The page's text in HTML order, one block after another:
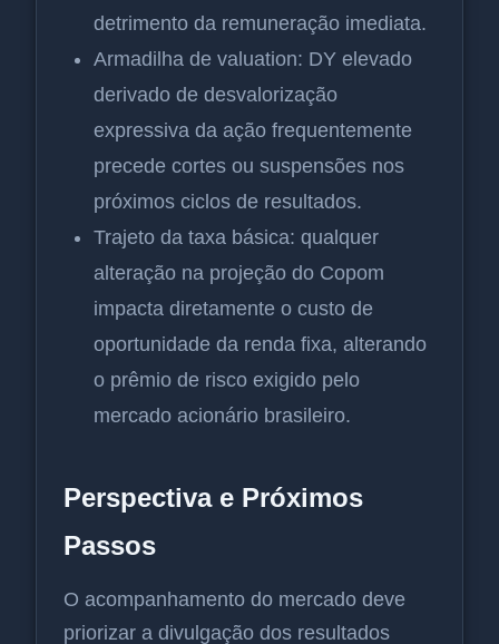
detrimento da remuneração imediata.
Armadilha de valuation: DY elevado
derivado de desvalorização
expressiva da ação frequentemente
precede cortes ou suspensões nos
próximos ciclos de resultados.
Trajeto da taxa básica: qualquer
alteração na projeção do Copom
impacta diretamente o custo de
oportunidade da renda fixa, alterando
o prêmio de risco exigido pelo
mercado acionário brasileiro.
Perspectiva e Próximos
Passos
O acompanhamento do mercado deve
priorizar a divulgação dos resultados